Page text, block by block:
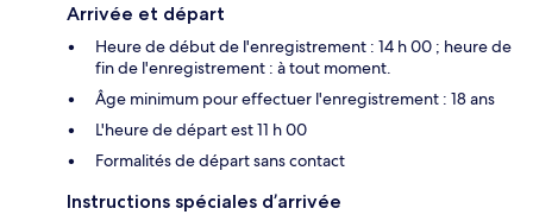
Arrivée et départ
Heure de début de l'enregistrement : 14 h 00 ; heure de
fin de l'enregistrement : à tout moment.
Âge minimum pour effectuer l'enregistrement : 18 ans
L'heure de départ est 11 h 00
Formalités de départ sans contact
Instructions spéciales d’arrivée